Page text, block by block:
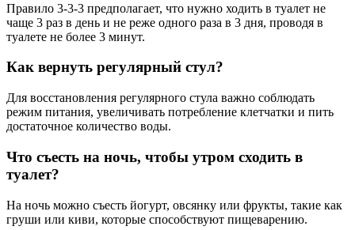
Правило 3-3-3 предполагает, что нужно ходить в туалет не
чаще 3 раз в день и не реже одного раза в 3 дня, проводя в
туалете не более 3 минут.
Как вернуть регулярный стул?
Для восстановления регулярного стула важно соблюдать
режим питания, увеличивать потребление клетчатки и пить
достаточное количество воды.
Что съесть на ночь, чтобы утром сходить в
туалет?
На ночь можно съесть йогурт, овсянку или фрукты, такие как
груши или киви, которые способствуют пищеварению.